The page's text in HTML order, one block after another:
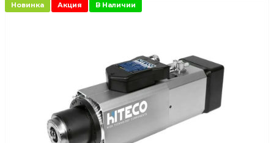
Новинка Акция В Наличии